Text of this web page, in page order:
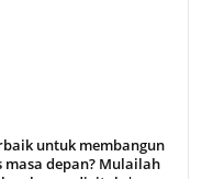
untuk membangun
depan? Mulailah